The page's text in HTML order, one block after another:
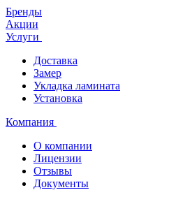
Бренды
Акции
Услуги
Доставка
Замер
Укладка ламината
Установка
Компания
О компании
Лицензии
Отзывы
Документы